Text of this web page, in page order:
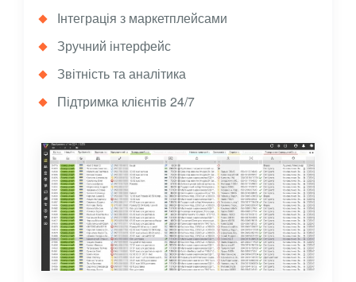
Інтеграція з маркетплейсами
Зручний інтерфейс
Звітність та аналітика
Підтримка клієнтів 24/7